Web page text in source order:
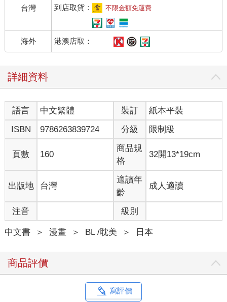
台灣 到店取貨： 不限金額免運費
海外 港澳店取：
詳細資料
語言 中文繁體 裝訂
紙本平裝
ISBN
9786263839724 分級 限制級
頁數 160
商品規
格
32開13*19cm
出版地 台灣
適讀年
齡
成人適讀
注音 級別
中文書 ＞ 漫畫 ＞ BL /耽美 ＞ 日本
商品評價
寫評價